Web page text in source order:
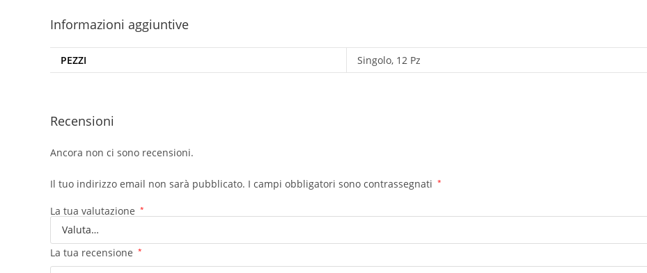
Informazioni aggiuntive
PEZZI Singolo, 12 Pz
Recensioni
Ancora non ci sono recensioni.
Il tuo indirizzo email non sarà pubblicato. I campi obbligatori sono contrassegnati *
La tua valutazione *
La tua recensione *